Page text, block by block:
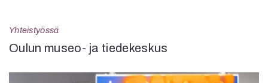
Yhteistyössä
Oulun museo- ja tiedekeskus